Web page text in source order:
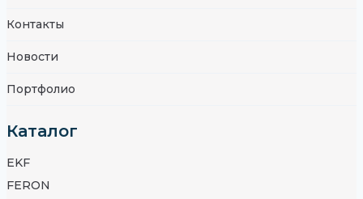
Контакты
Новости
Портфолио
Каталог
EKF
FERON